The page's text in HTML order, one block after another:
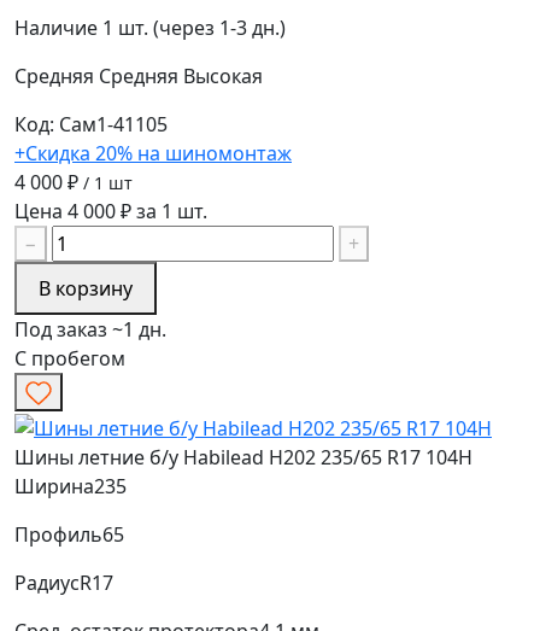
Наличие 1 шт. (через 1-3 дн.)
Средняя Средняя Высокая
Код: Сам1-41105
+Скидка 20% на шиномонтаж
4 000 ₽ / 1 шт
Цена 4 000 ₽ за 1 шт.
−
+
В корзину
Под заказ ~1 дн.
С пробегом
Шины летние б/у Habilead H202 235/65 R17 104H
Ширина235
Профиль65
РадиусR17